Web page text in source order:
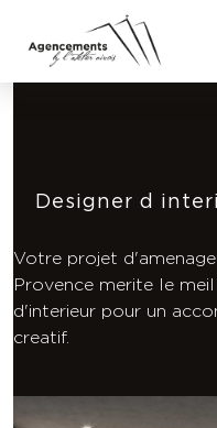
Designer d
Votre projet
Provence merite le
d'interieur pour un
creatif.